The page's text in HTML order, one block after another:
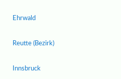
Ehrwald
Reutte (Bezirk)
Innsbruck